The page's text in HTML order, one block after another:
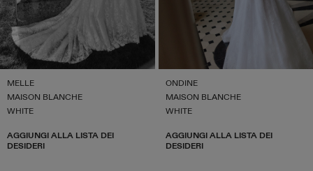
MELLE
MAISON BLANCHE
WHITE
AGGIUNGI ALLA LISTA DEI
DESIDERI
ONDINE
MAISON BLANCHE
WHITE
AGGIUNGI ALLA LISTA DEI
DESIDERI